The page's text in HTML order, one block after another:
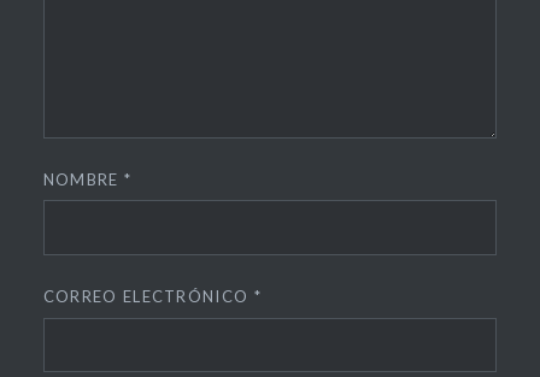
NOMBRE *
CORREO ELECTRÓNICO *